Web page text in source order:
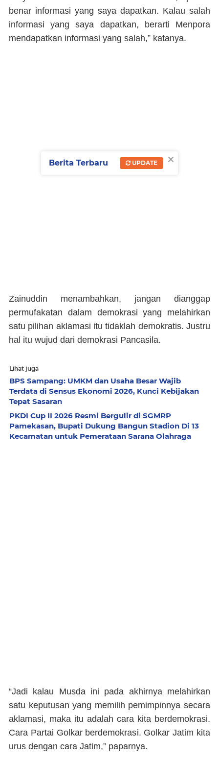
benar informasi yang saya dapatkan. Kalau salah
informasi yang saya dapatkan, berarti Menpora
mendapatkan informasi yang salah,” katanya.
Zainuddin menambahkan, jangan dianggap
permufakatan dalam demokrasi yang melahirkan
satu pilihan aklamasi itu tidaklah demokratis. Justru
hal itu wujud dari demokrasi Pancasila.
Lihat juga
BPS Sampang: UMKM dan Usaha Besar Wajib
Terdata di Sensus Ekonomi 2026, Kunci Kebijakan
Tepat Sasaran
PKDI Cup II 2026 Resmi Bergulir di SGMRP
Pamekasan, Bupati Dukung Bangun Stadion Di 13
Kecamatan untuk Pemerataan Sarana Olahraga
“Jadi kalau Musda ini pada akhirnya melahirkan
satu keputusan yang memilih pemimpinnya secara
aklamasi, maka itu adalah cara kita berdemokrasi.
Cara Partai Golkar berdemokrasi. Golkar Jatim kita
urus dengan cara Jatim,” paparnya.
×
Berita Terbaru UPDATE